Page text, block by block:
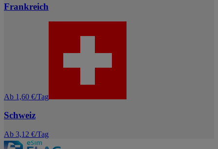
Frankreich
Ab 1,60 €/Tag
Schweiz
Ab 3,12 €/Tag